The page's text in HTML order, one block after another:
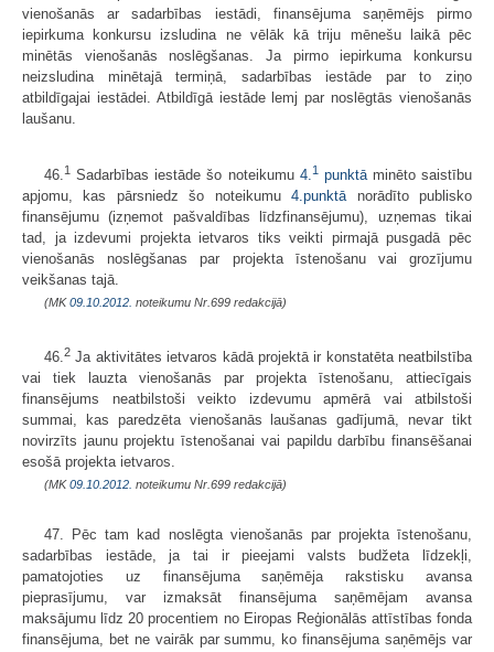
vienošanās ar sadarbības iestādi, finansējuma saņēmējs pirmo
iepirkuma konkursu izsludina ne vēlāk kā triju mēnešu laikā pēc
minētās vienošanās noslēgšanas. Ja pirmo iepirkuma konkursu
neizsludina minētajā termiņā, sadarbības iestāde par to ziņo
atbildīgajai iestādei. Atbildīgā iestāde lemj par noslēgtās vienošanās
laušanu.
46.1 Sadarbības iestāde šo noteikumu 4.1punktāminēto saistību
apjomu, kas pārsniedz šo noteikumu4.punktānorādīto publisko
finansējumu (izņemot pašvaldības līdzfinansējumu), uzņemas tikai
tad, ja izdevumi projekta ietvaros tiks veikti pirmajā pusgadā pēc
vienošanās noslēgšanas par projekta īstenošanu vai grozījumu
veikšanas tajā.
(MK09.10.2012. noteikumu Nr.699 redakcijā)
46.2 Ja aktivitātes ietvaros kādā projektā ir konstatēta neatbilstība
vai tiek lauzta vienošanās par projekta īstenošanu, attiecīgais
finansējums neatbilstoši veikto izdevumu apmērā vai atbilstoši
summai, kas paredzēta vienošanās laušanas gadījumā, nevar tikt
novirzīts jaunu projektu īstenošanai vai papildu darbību finansēšanai
esošā projekta ietvaros.
(MK09.10.2012. noteikumu Nr.699 redakcijā)
47. Pēc tam kad noslēgta vienošanās par projekta īstenošanu,
sadarbības iestāde, ja tai ir pieejami valsts budžeta līdzekļi,
pamatojoties uz finansējuma saņēmēja rakstisku avansa
pieprasījumu, var izmaksāt finansējuma saņēmējam avansa
maksājumu līdz 20 procentiem no Eiropas Reģionālās attīstības fonda
finansējuma, bet ne vairāk par summu, ko finansējuma saņēmējs var